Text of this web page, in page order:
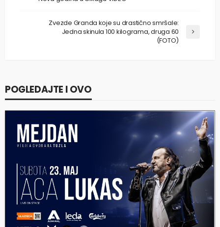
Zvezde Granda koje su drastično smršale:
Jedna skinula 100 kilograma, druga 60
(FOTO)
POGLEDAJTE I OVO